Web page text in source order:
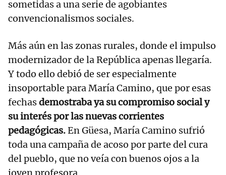
sometidas a una serie de agobiantes
convencionalismos sociales.
Más aún en las zonas rurales, donde el impulso
modernizador de la República apenas llegaría.
Y todo ello debió de ser especialmente
insoportable para María Camino, que por esas
fechasdemostraba ya su compromiso social y
su interés por las nuevas corrientes
pedagógicas.En Güesa, María Camino sufrió
toda una campaña de acoso por parte del cura
del pueblo, que no veía con buenos ojos a la